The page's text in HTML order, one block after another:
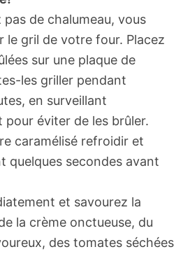
pas de chalumeau, vous
le gril de votre four. Placez
sur une plaque de
les griller pendant
en surveillant
éviter de les brûler.
caramélisé refroidir et
quelques secondes avant
et savourez la
la crème onctueuse, du
des tomates séchées